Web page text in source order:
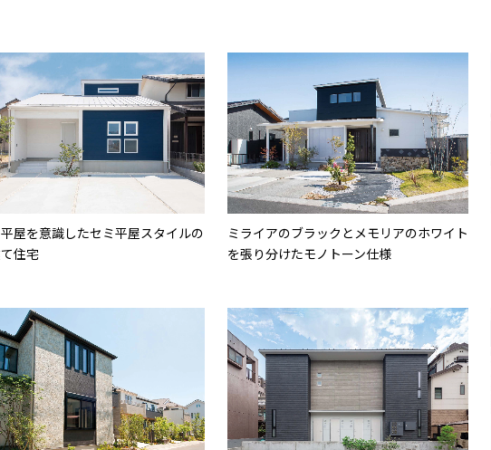
屋を意識したセミ平屋スタイルの
住宅
ミライアのブラックとメモリアのホワイト
を張り分けたモノトーン仕様